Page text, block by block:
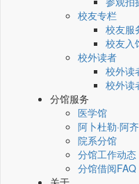
校友专栏
校友服
校友入
校外读者
校外读
校外读
分馆服务
医学馆
阿卜杜勒·阿
院系分馆
分馆工作动态
分馆借阅FAQ